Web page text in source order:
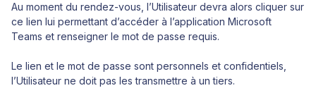
Au moment du rendez-vous, l’Utilisateur devra alors cliquer sur
ce lien lui permettant d’accéder à l’application Microsoft
Teams et renseigner le mot de passe requis.
Le lien et le mot de passe sont personnels et confidentiels,
l’Utilisateur ne doit pas les transmettre à un tiers.